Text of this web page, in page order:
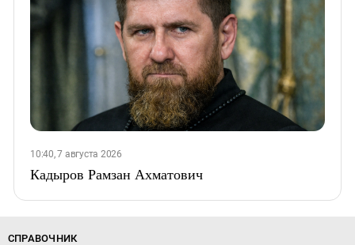
10:40, 7 августа 2026
Кадыров Рамзан Ахматович
СПРАВОЧНИК